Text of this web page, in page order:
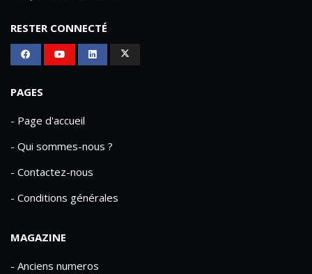
RESTER CONNECTÉ
PAGES
- Page d'accueil
- Qui sommes-nous ?
- Contactez-nous
- Conditions générales
MAGAZINE
- Anciens numeros